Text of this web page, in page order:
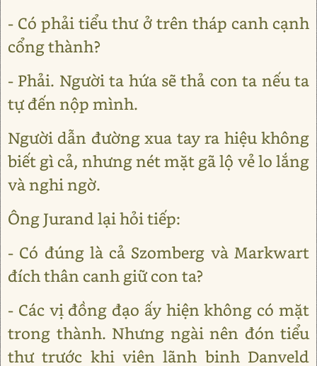
- Có phải tiểu thư ở trên tháp canh cạnh
cổng thành?
- Phải. Người ta hứa sẽ thả con ta nếu ta
tự đến nộp mình.
Người dẫn đường xua tay ra hiệu không
biết gì cả, nhưng nét mặt gã lộ vẻ lo lắng
và nghi ngờ.
Ông Jurand lại hỏi tiếp:
- Có đúng là cả Szomberg và Markwart
đích thân canh giữ con ta?
- Các vị đồng đạo ấy hiện không có mặt
trong thành. Nhưng ngài nên đón tiểu
thư trước khi viên lãnh binh Danveld